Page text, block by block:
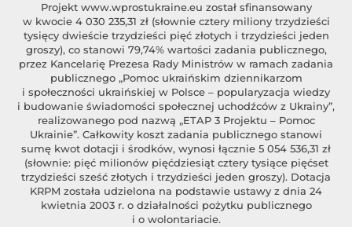
Projekt www.wprostukraine.eu został sfinansowany
w kwocie 4 030 235,31 zł (słownie cztery miliony trzydzieści
tysięcy dwieście trzydzieści pięć złotych i trzydzieści jeden
groszy), co stanowi 79,74% wartości zadania publicznego,
przez Kancelarię Prezesa Rady Ministrów w ramach zadania
publicznego „Pomoc ukraińskim dziennikarzom
i społeczności ukraińskiej w Polsce – popularyzacja wiedzy
i budowanie świadomości społecznej uchodźców z Ukrainy”,
realizowanego pod nazwą „ETAP 3 Projektu – Pomoc
Ukrainie”. Całkowity koszt zadania publicznego stanowi
sumę kwot dotacji i środków, wynosi łącznie 5 054 536,31 zł
(słownie: pięć milionów pięćdziesiąt cztery tysiące pięćset
trzydzieści sześć złotych i trzydzieści jeden groszy). Dotacja
KRPM została udzielona na podstawie ustawy z dnia 24
kwietnia 2003 r. o działalności pożytku publicznego
i o wolontariacie.